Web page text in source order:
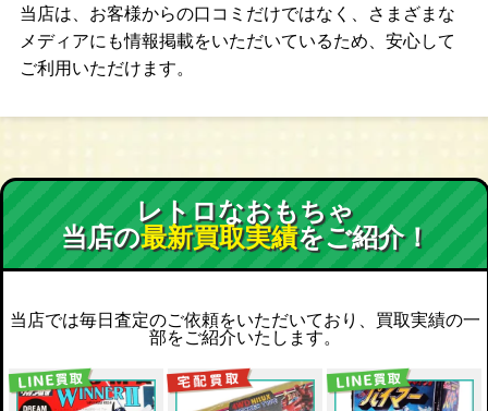
当店は、お客様からの口コミだけではなく、さまざまな
メディアにも情報掲載をいただいているため、安心して
ご利用いただけます。
レトロなおもちゃ
当店の最新買取実績をご紹介！
当店では毎日査定のご依頼をいただいており、買取実績の一
部をご紹介いたします。